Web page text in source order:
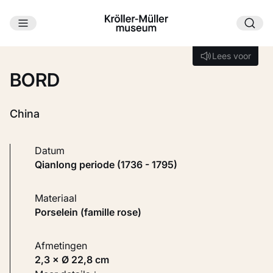
Ga naar hoofdinhoud
Lees voor
Lees voor
BORD
China
Datum
Qianlong periode (1736 - 1795)
Materiaal
Porselein (famille rose)
Afmetingen
2,3 × Ø 22,8 cm